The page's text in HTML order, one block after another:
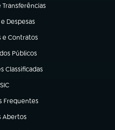
aba)
Despesas
nova aba)
e Contratos
aba)
Públicos
aba)
Classificadas
aba)
SIC
(abre em nova aba)
Frequentes
aba)
Abertos
nova aba)